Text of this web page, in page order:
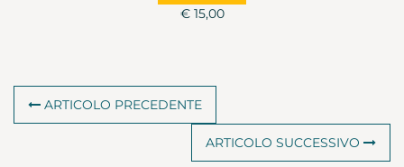
€ 15,00
ARTICOLO PRECEDENTE
ARTICOLO SUCCESSIVO